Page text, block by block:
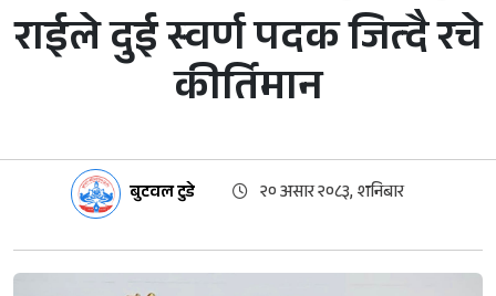
राईले दुई स्वर्ण पदक जित्दै रचे
कीर्तिमान
बुटवल टुडे २० असार २०८३, शनिबार